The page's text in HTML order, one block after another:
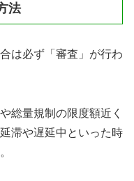
法
は必ず「審査」が行わ
総量規制の限度額近く
滞や遅延中といった時